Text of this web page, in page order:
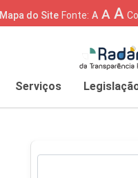
Mapa do Site Fonte: A A A
Serviços